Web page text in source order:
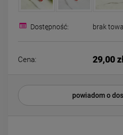
CHIRURGICZNA bigiel
Dostępność: brak
Cena: 29,00
powiadom o